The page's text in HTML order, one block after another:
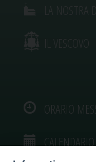
IL VESCOVO
ORARIO